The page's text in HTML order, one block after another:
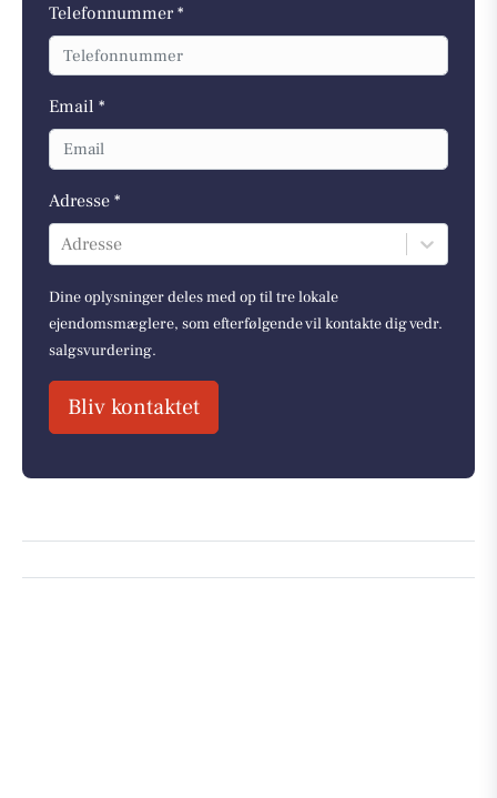
Telefonnummer *
Email *
Adresse *
Adresse
Dine oplysninger deles med op til tre lokale
ejendomsmæglere, som efterfølgende vil kontakte dig vedr.
salgsvurdering.
Bliv kontaktet